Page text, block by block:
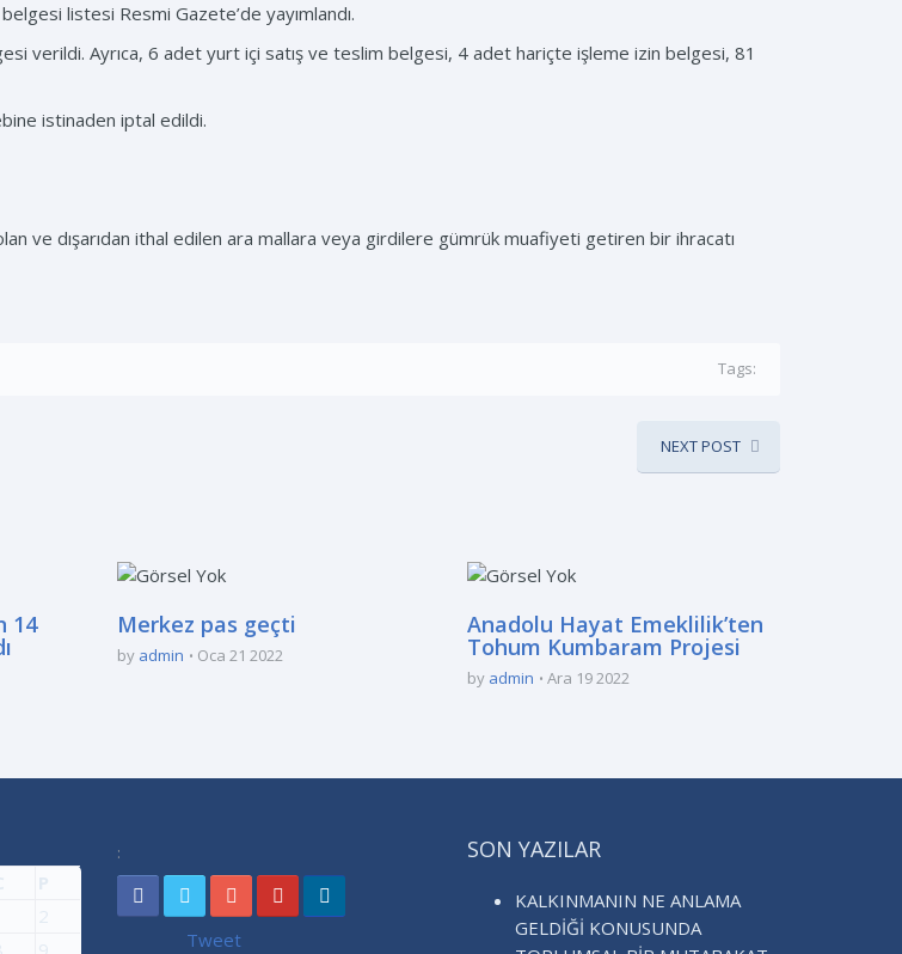
belgesi listesi Resmi Gazete’de yayımlandı.
verildi. Ayrıca, 6 adet yurt içi satış ve teslim belgesi, 4 adet hariçte işleme izin belgesi, 81
istinaden iptal edildi.
ve dışarıdan ithal edilen ara mallara veya girdilere gümrük muafiyeti getiren bir ihracatı
Tags:
NEXT POST
14 Merkez pas geçti
by admin Oca 21 2022
Anadolu Hayat Emeklilik’ten
Tohum Kumbaram Projesi
by admin Ara 19 2022
P
2
9
:
Tweet
SON YAZILAR
KALKINMANIN NE ANLAMA
GELDİĞİ KONUSUNDA